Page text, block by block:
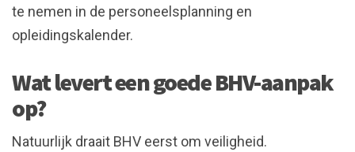
te nemen in de personeelsplanning en
opleidingskalender.
Wat levert een goede BHV-aanpak
op?
Natuurlijk draait BHV eerst om veiligheid.